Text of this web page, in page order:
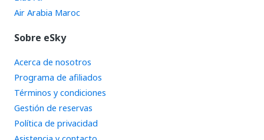
Air Arabia Maroc
Sobre eSky
Acerca de nosotros
Programa de afiliados
Términos y condiciones
Gestión de reservas
Política de privacidad